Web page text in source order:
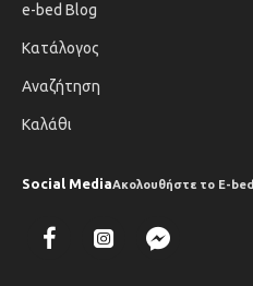
e-bed Blog
Κατάλογος
Αναζήτηση
Καλάθι
Social MediaΑκολουθήστε το E-